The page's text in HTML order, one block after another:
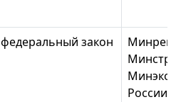
федеральный закон
России